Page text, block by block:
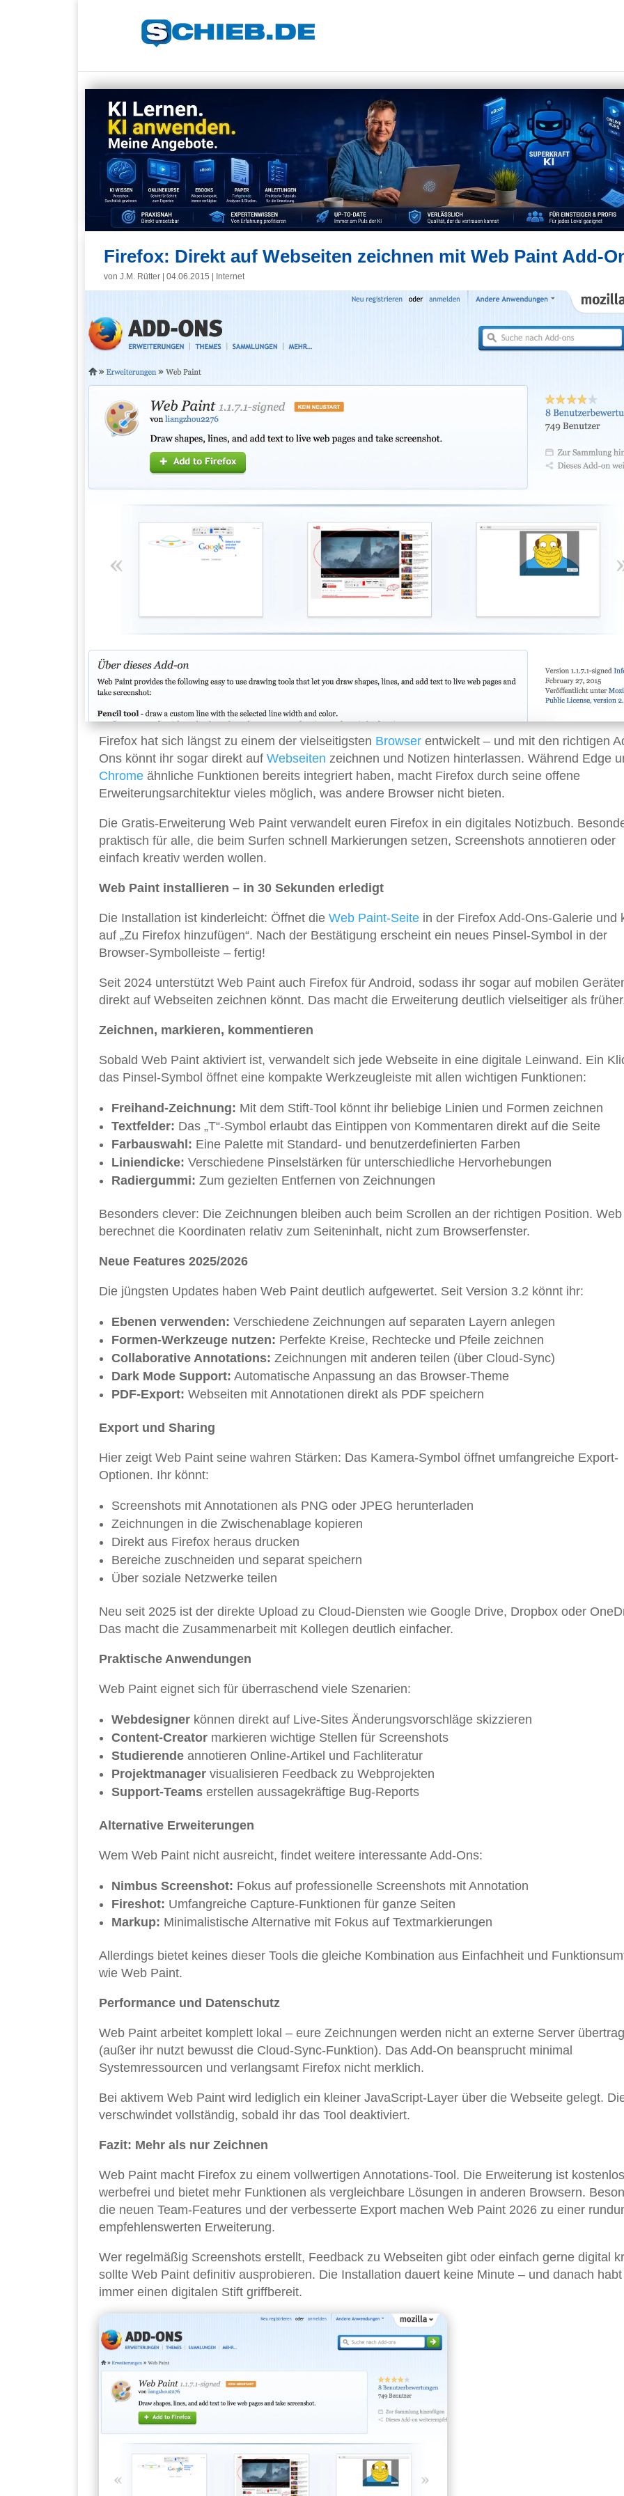
Firefox: Direkt auf Webseiten zeichnen mit Web Paint Add-
von J.M. Rütter 04.06.2015 Internet
Firefox hat sich längst zu einem der vielseitigsten Browser entwickelt – und mit den richtigen
Ons könnt ihr sogar direkt auf Webseiten zeichnen und Notizen hinterlassen. Während Edge
Chrome ähnliche Funktionen bereits integriert haben, macht Firefox durch seine offene
Erweiterungsarchitektur vieles möglich, was andere Browser nicht bieten.
Die Gratis-Erweiterung Web Paint verwandelt euren Firefox in ein digitales Notizbuch.
praktisch für alle, die beim Surfen schnell Markierungen setzen, Screenshots annotieren oder
einfach kreativ werden wollen.
Web Paint installieren – in 30 Sekunden erledigt
Die Installation ist kinderleicht: Öffnet die Web Paint-Seite in der Firefox Add-Ons-Galerie und
auf „Zu Firefox hinzufügen“. Nach der Bestätigung erscheint ein neues Pinsel-Symbol in der
Browser-Symbolleiste – fertig!
Seit 2024 unterstützt Web Paint auch Firefox für Android, sodass ihr sogar auf mobilen
direkt auf Webseiten zeichnen könnt. Das macht die Erweiterung deutlich vielseitiger als
Zeichnen, markieren, kommentieren
Sobald Web Paint aktiviert ist, verwandelt sich jede Webseite in eine digitale Leinwand. Ein
das Pinsel-Symbol öffnet eine kompakte Werkzeugleiste mit allen wichtigen Funktionen:
Freihand-Zeichnung: Mit dem Stift-Tool könnt ihr beliebige Linien und Formen zeichnen
Textfelder: Das „T“-Symbol erlaubt das Eintippen von Kommentaren direkt auf die Seite
Farbauswahl: Eine Palette mit Standard- und benutzerdefinierten Farben
Liniendicke: Verschiedene Pinselstärken für unterschiedliche Hervorhebungen
Radiergummi: Zum gezielten Entfernen von Zeichnungen
Besonders clever: Die Zeichnungen bleiben auch beim Scrollen an der richtigen Position.
berechnet die Koordinaten relativ zum Seiteninhalt, nicht zum Browserfenster.
Neue Features 2025/2026
Die jüngsten Updates haben Web Paint deutlich aufgewertet. Seit Version 3.2 könnt ihr:
Ebenen verwenden: Verschiedene Zeichnungen auf separaten Layern anlegen
Formen-Werkzeuge nutzen: Perfekte Kreise, Rechtecke und Pfeile zeichnen
Collaborative Annotations: Zeichnungen mit anderen teilen (über Cloud-Sync)
Dark Mode Support: Automatische Anpassung an das Browser-Theme
PDF-Export: Webseiten mit Annotationen direkt als PDF speichern
Export und Sharing
Hier zeigt Web Paint seine wahren Stärken: Das Kamera-Symbol öffnet umfangreiche Export-
Optionen. Ihr könnt:
Screenshots mit Annotationen als PNG oder JPEG herunterladen
Zeichnungen in die Zwischenablage kopieren
Direkt aus Firefox heraus drucken
Bereiche zuschneiden und separat speichern
Über soziale Netzwerke teilen
Neu seit 2025 ist der direkte Upload zu Cloud-Diensten wie Google Drive, Dropbox oder
Das macht die Zusammenarbeit mit Kollegen deutlich einfacher.
Praktische Anwendungen
Web Paint eignet sich für überraschend viele Szenarien:
Webdesigner können direkt auf Live-Sites Änderungsvorschläge skizzieren
Content-Creator markieren wichtige Stellen für Screenshots
Studierende annotieren Online-Artikel und Fachliteratur
Projektmanager visualisieren Feedback zu Webprojekten
Support-Teams erstellen aussagekräftige Bug-Reports
Alternative Erweiterungen
Wem Web Paint nicht ausreicht, findet weitere interessante Add-Ons:
Nimbus Screenshot: Fokus auf professionelle Screenshots mit Annotation
Fireshot: Umfangreiche Capture-Funktionen für ganze Seiten
Markup: Minimalistische Alternative mit Fokus auf Textmarkierungen
Allerdings bietet keines dieser Tools die gleiche Kombination aus Einfachheit und
wie Web Paint.
Performance und Datenschutz
Web Paint arbeitet komplett lokal – eure Zeichnungen werden nicht an externe Server
(außer ihr nutzt bewusst die Cloud-Sync-Funktion). Das Add-On beansprucht minimal
Systemressourcen und verlangsamt Firefox nicht merklich.
Bei aktivem Web Paint wird lediglich ein kleiner JavaScript-Layer über die Webseite gelegt.
verschwindet vollständig, sobald ihr das Tool deaktiviert.
Fazit: Mehr als nur Zeichnen
Web Paint macht Firefox zu einem vollwertigen Annotations-Tool. Die Erweiterung ist
werbefrei und bietet mehr Funktionen als vergleichbare Lösungen in anderen Browsern.
die neuen Team-Features und der verbesserte Export machen Web Paint 2026 zu einer
empfehlenswerten Erweiterung.
Wer regelmäßig Screenshots erstellt, Feedback zu Webseiten gibt oder einfach gerne digital
sollte Web Paint definitiv ausprobieren. Die Installation dauert keine Minute – und danach
immer einen digitalen Stift griffbereit.